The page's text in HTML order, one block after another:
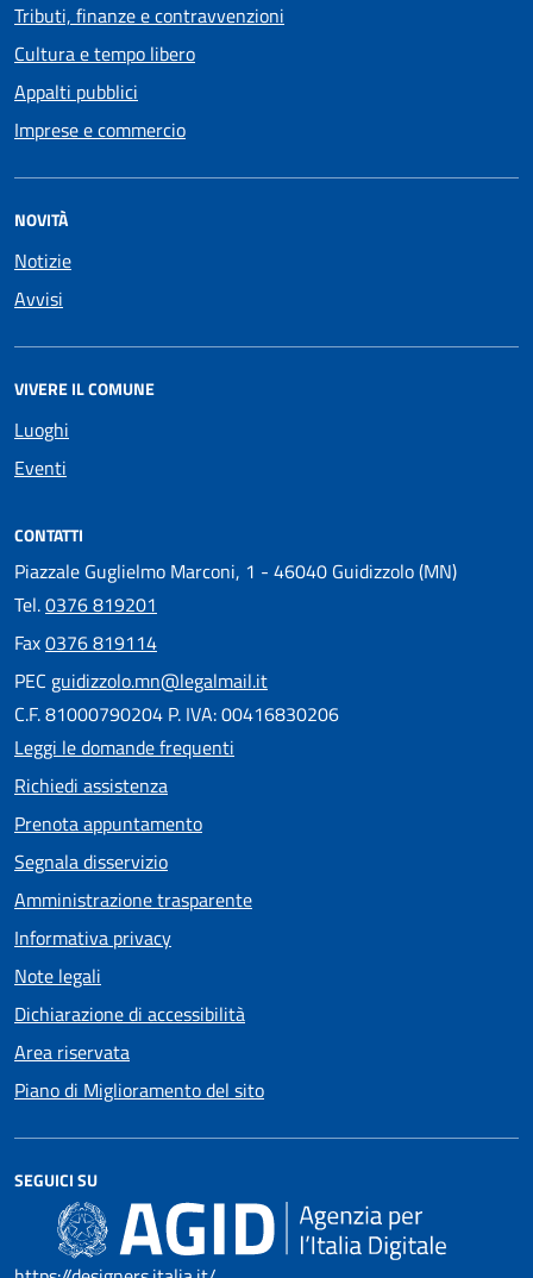
Tributi, finanze e contravvenzioni
Cultura e tempo libero
Appalti pubblici
Imprese e commercio
NOVITÀ
Notizie
Avvisi
VIVERE IL COMUNE
Luoghi
Eventi
CONTATTI
Piazzale Guglielmo Marconi, 1 - 46040 Guidizzolo (MN)
Tel.0376 819201
Fax0376 819114
PEC guidizzolo.mn@legalmail.it
C.F. 81000790204 P. IVA: 00416830206
Leggi le domande frequenti
Richiedi assistenza
Prenota appuntamento
Segnala disservizio
Amministrazione trasparente
Informativa privacy
Note legali
Dichiarazione di accessibilità
Area riservata
Piano di Miglioramento del sito
SEGUICI SU